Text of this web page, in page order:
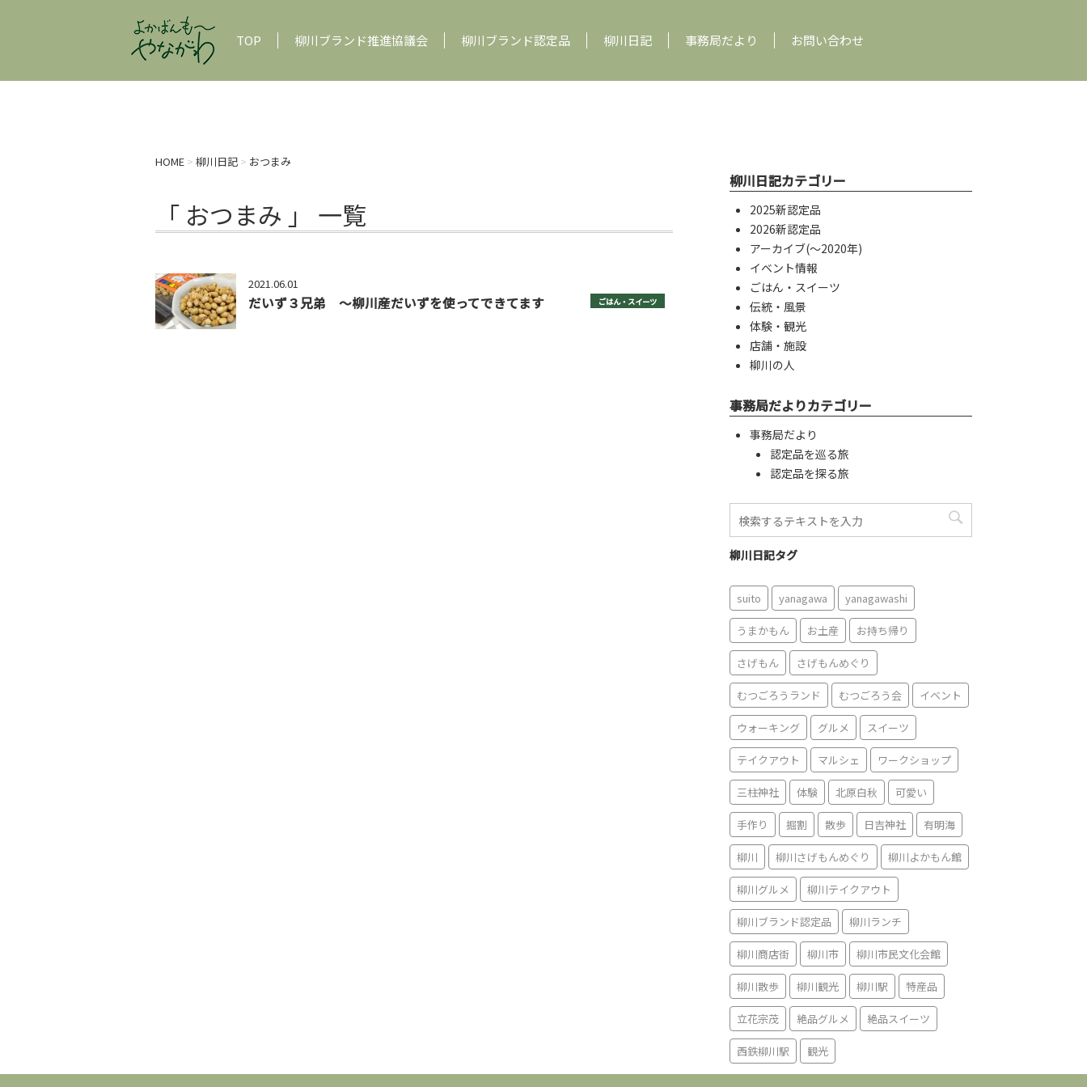
TOP 柳川ブランド推進協議会 柳川ブランド認定品 柳川日記 事務局だより お問い合わせ
HOME > 柳川日記 > おつまみ
「 おつまみ 」 一覧
2021.06.01
だいず３兄弟 〜柳川産だいずを使ってできてます ごはん・スイーツ
柳川日記カテゴリー
2025新認定品
2026新認定品
アーカイブ(〜2020年)
イベント情報
ごはん・スイーツ
伝統・風景
体験・観光
店舗・施設
柳川の人
事務局だよりカテゴリー
事務局だより
認定品を巡る旅
認定品を探る旅
柳川日記タグ
suito yanagawa yanagawashi
うまかもん お土産 お持ち帰り
さげもん さげもんめぐり
むつごろうランド むつごろう会 イベント
ウォーキング グルメ スイーツ
テイクアウト マルシェ ワークショップ
三柱神社 体験 北原白秋 可愛い
手作り 掘割 散歩 日吉神社 有明海
柳川 柳川さげもんめぐり 柳川よかもん館
柳川グルメ 柳川テイクアウト
柳川ブランド認定品 柳川ランチ
柳川商店街 柳川市 柳川市民文化会館
柳川散歩 柳川観光 柳川駅 特産品
立花宗茂 絶品グルメ 絶品スイーツ
西鉄柳川駅 観光